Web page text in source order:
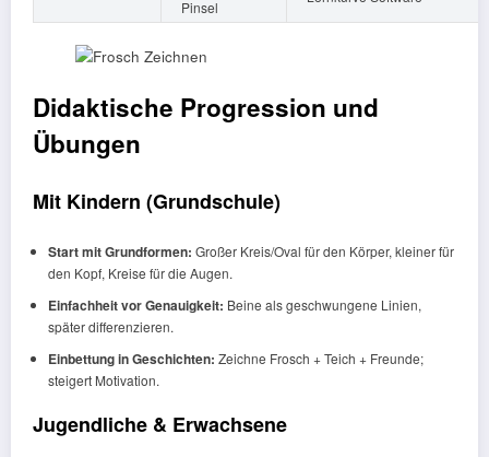
Pinsel
Didaktische Progression und
Übungen
Mit Kindern (Grundschule)
Start mit Grundformen: Großer Kreis/Oval für den Körper, kleiner für
den Kopf, Kreise für die Augen.
Einfachheit vor Genauigkeit: Beine als geschwungene Linien,
später differenzieren.
Einbettung in Geschichten: Zeichne Frosch + Teich + Freunde;
steigert Motivation.
Jugendliche & Erwachsene